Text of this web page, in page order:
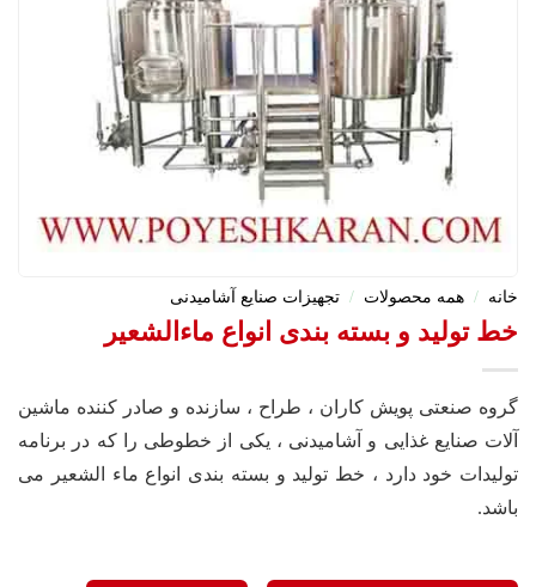
خانه / همه محصولات / تجهیزات صنایع آشامیدنی
خط تولید و بسته بندی انواع ماءالشعیر
گروه صنعتی پویش کاران ، طراح ، سازنده و صادر کننده ماشین
آلات صنایع غذایی و آشامیدنی ، یکی از خطوطی را که در برنامه
تولیدات خود دارد ، خط تولید و بسته بندی انواع ماء الشعیر می
باشد.